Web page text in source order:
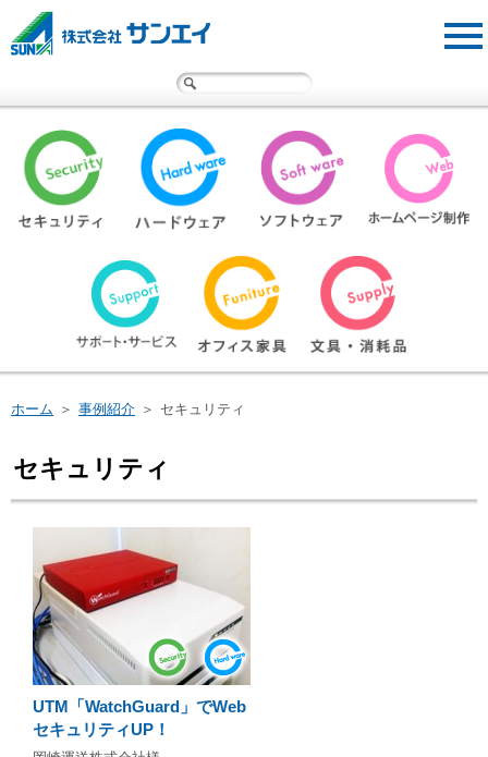
サンエイ・オフィスクリニック
事例紹介
広報物
お問い合わせ
遠隔サポートサービス
ホーム ＞ 事例紹介 セキュリティ
＞
セキュリティ
UTM「WatchGuard」でWeb
セキュリティUP！